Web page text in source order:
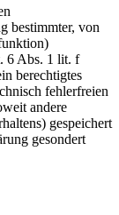
bestimmter, von
6 Abs. 1 lit. f
berechtigtes
fehlerfreien
andere
gespeichert
gesondert